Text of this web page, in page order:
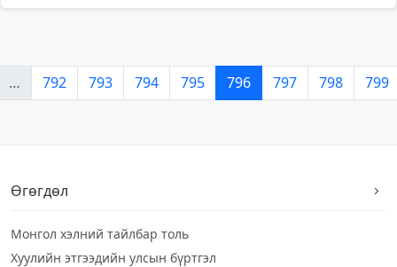
… 792 793 794 795 796 797 798 799
Өгөгдөл
Монгол хэлний тайлбар толь
Хуулийн этгээдийн улсын бүртгэл